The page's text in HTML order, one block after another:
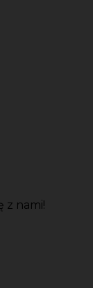
z nami!